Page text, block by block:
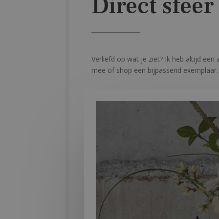
Verliefd op wat je ziet? Ik heb altijd
mee of shop een bijpassend